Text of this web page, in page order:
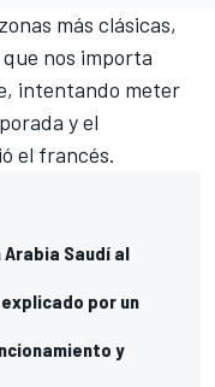
más clásicas,
nos importa
intentando meter
y el
el francés.
Saudí al
por un
y